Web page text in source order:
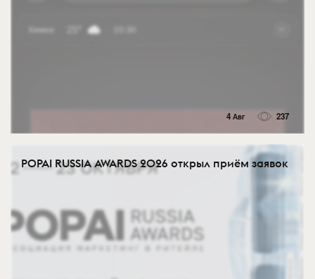
4 Авг 237
POPAI RUSSIA AWARDS 2026 открыл приём заявок